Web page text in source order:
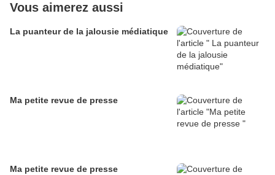
Vous aimerez aussi
La puanteur de la jalousie médiatique
Ma petite revue de presse
Ma petite revue de presse